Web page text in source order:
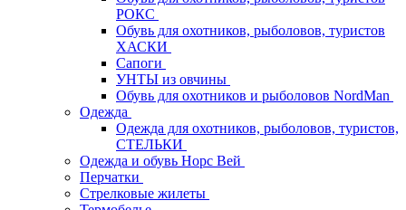
РОКС
Обувь для охотников, рыболовов, туристов
ХАСКИ
Сапоги
УНТЫ из овчины
Обувь для охотников и рыболовов NordMan
Одежда
Одежда для охотников, рыболовов, туристов,
СТЕЛЬКИ
Одежда и обувь Норс Вей
Перчатки
Стрелковые жилеты